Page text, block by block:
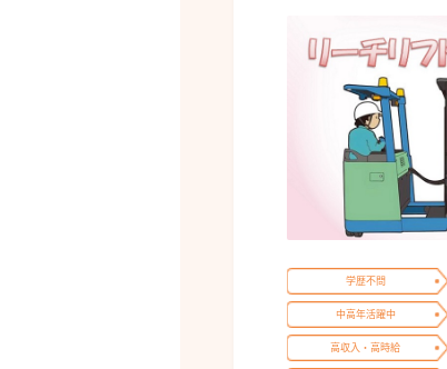
学歴不問
中高年活躍中
高収入・高時給